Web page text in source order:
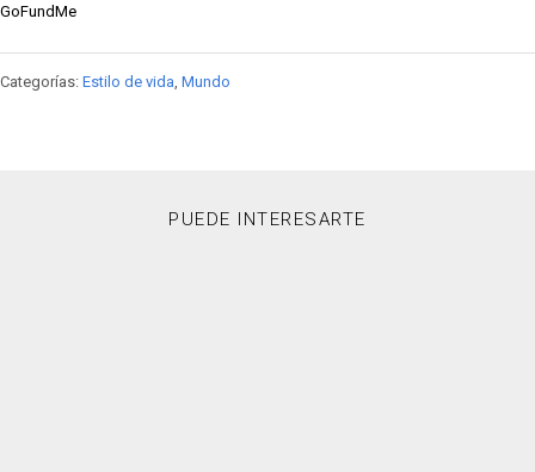
GoFundMe
Categorías: Estilo de vida Mundo
PUEDE INTERESARTE